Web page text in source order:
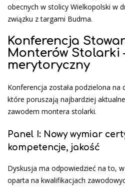
obecnych w stolicy Wielkopolski w
związku z targami Budma.
Konferencja
Monterów Stolarki
merytoryczny
Konferencja została podzielona na
które poruszają najbardziej
zawodem montera stolarki.
Panel I: Nowy wymiar
kompetencje, jakość
Dyskusja ma odpowiedzieć na to,
oparta na kwalifikacjach